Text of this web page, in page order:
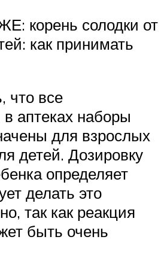
корень солодки от
как принимать
что все
аптеках наборы
для взрослых
детей. Дозировку
определяет
делать это
так как реакция
быть очень